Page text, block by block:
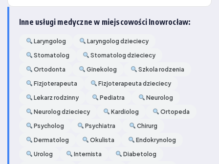
Inne usługi medyczne w miejscowości Inowrocław:
Laryngolog
Laryngolog dzieciecy
Stomatolog
Stomatolog dzieciecy
Ortodonta
Ginekolog
Szkola rodzenia
Fizjoterapeuta
Fizjoterapeuta dzieciecy
Lekarz rodzinny
Pediatra
Neurolog
Neurolog dzieciecy
Kardiolog
Ortopeda
Psycholog
Psychiatra
Chirurg
Dermatolog
Okulista
Endokrynolog
Urolog
Internista
Diabetolog